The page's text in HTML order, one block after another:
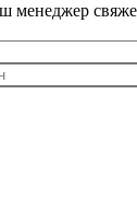
менеджер